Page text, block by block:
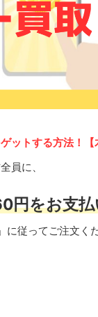
ットする方法！【
員に、
円をお支
に従ってご注文く